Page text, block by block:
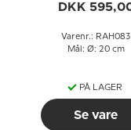
DKK
Varenr.: RAH083
Mål: Ø: 20 cm
PÅ LAGER
Se vare